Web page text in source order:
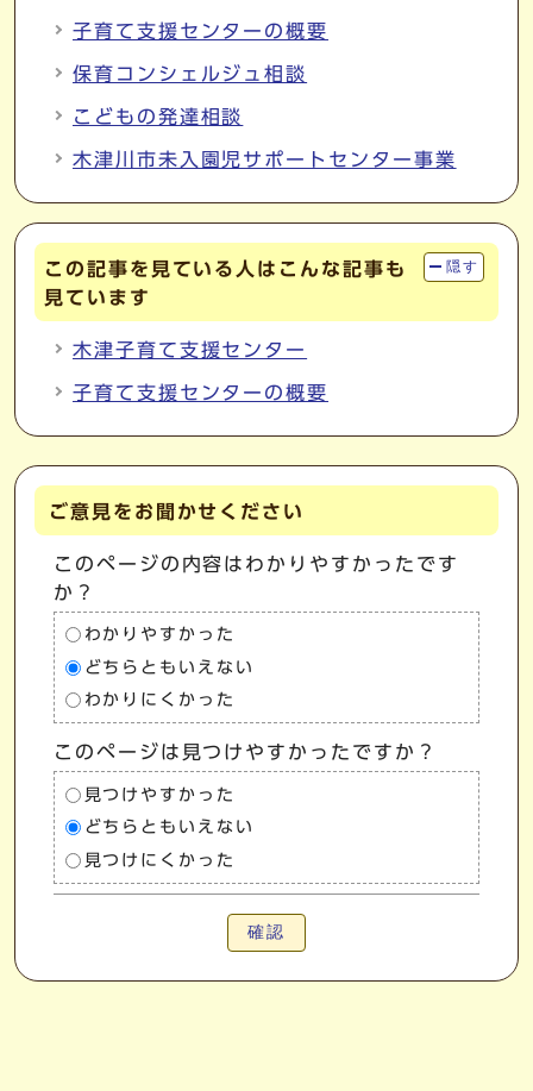
子育て支援センターの概要
保育コンシェルジュ相談
こどもの発達相談
木津川市未入園児サポートセンター事業
この記事を見ている人はこんな記事も
見ています
隠す
木津子育て支援センター
子育て支援センターの概要
ご意見をお聞かせください
このページの内容はわかりやすかったです
か？
わかりやすかった
どちらともいえない
わかりにくかった
このページは見つけやすかったですか？
見つけやすかった
どちらともいえない
見つけにくかった
確認